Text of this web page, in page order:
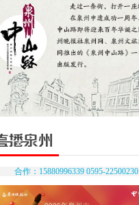
合作：15880996339 0595-22500230